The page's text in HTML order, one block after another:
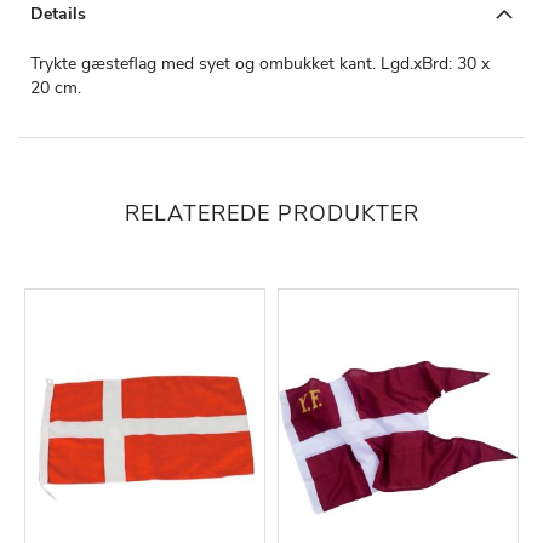
Details
Trykte gæsteflag med syet og ombukket kant. Lgd.xBrd: 30 x
20 cm.
RELATEREDE PRODUKTER